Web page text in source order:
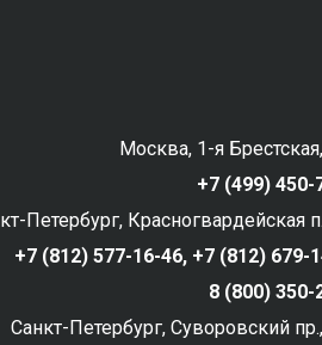
Москва, 1-я
+7 (499)
Петербург, Красногвардейская
+7 (812) 577-16-46, +7 (812) 679-
8 (800)
Санкт-Петербург, Суворовский